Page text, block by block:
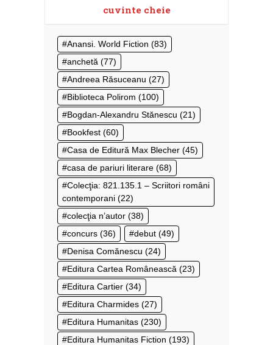
cuvinte cheie
Anansi. World Fiction (83)
anchetă (77)
Andreea Răsuceanu (27)
Biblioteca Polirom (100)
Bogdan-Alexandru Stănescu (21)
Bookfest (60)
Casa de Editură Max Blecher (45)
casa de pariuri literare (68)
Colecţia: 821.135.1 – Scriitori români
contemporani (22)
colecţia n’autor (38)
concurs (36) debut (49)
Denisa Comănescu (24)
Editura Cartea Românească (23)
Editura Cartier (34)
Editura Charmides (27)
Editura Humanitas (230)
Editura Humanitas Fiction (193)